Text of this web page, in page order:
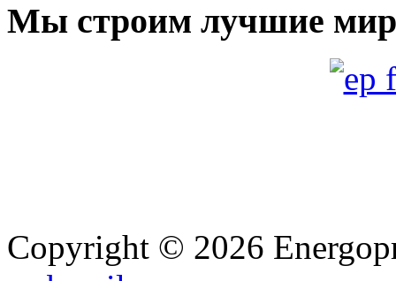
Мы строим лучшие
Copyright © 2026